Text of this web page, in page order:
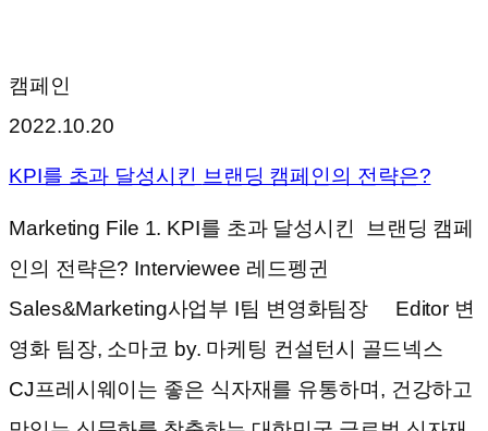
캠페인
2022.10.20
KPI를 초과 달성시킨 브랜딩 캠페인의 전략은?
Marketing File 1. KPI를 초과 달성시킨 브랜딩 캠페
인의 전략은? Interviewee 레드펭귄
Sales&Marketing사업부 I팀 변영화팀장 Editor 변
영화 팀장, 소마코 by. 마케팅 컨설턴시 골드넥스
CJ프레시웨이는 좋은 식자재를 유통하며, 건강하고